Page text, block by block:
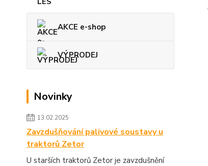
AKCE e-shop
VÝPRODEJ
Novinky
13.02.2025
Zavzdušňování palivové soustavy u
traktorů Zetor
U starších traktorů Zetor je zavzdušnění